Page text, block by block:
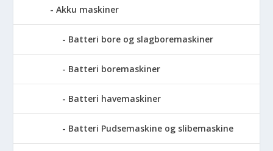
Akku maskiner
Batteri bore og slagboremaskiner
Batteri boremaskiner
Batteri havemaskiner
Batteri Pudsemaskine og slibemaskine